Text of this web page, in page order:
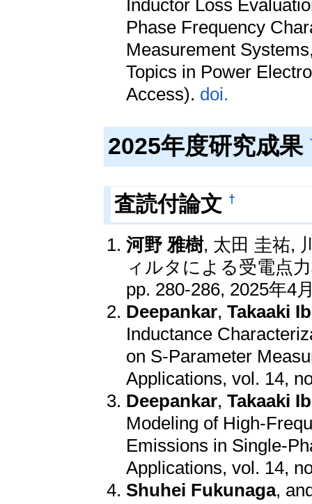
Inductor Loss
Phase Frequency
Measurement
Topics in Power
Access). doi.
2025年度研究成果
査読付論文 †
河野 雅樹, 太田 圭祐,
ィルタによる受電点
pp. 280-286, 2025年4
Deepankar,Takaaki
Inductance
on S-Parameter
Applications, vol. 14,
Deepankar,Takaaki
Modeling of High-
Emissions in Single-
Applications, vol. 14,
Shuhei Fukunaga,